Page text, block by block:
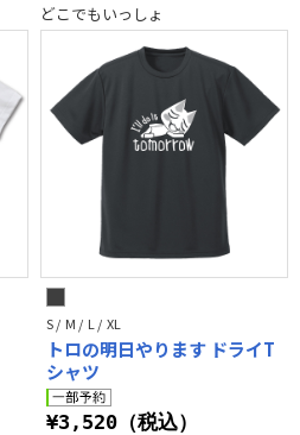
どこでもいっしょ
S / M / L / XL
トロの明日やります ドライT
シャツ
¥3,520（税込）